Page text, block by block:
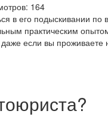
164
в его подыскивании
практическим
если вы проживаете